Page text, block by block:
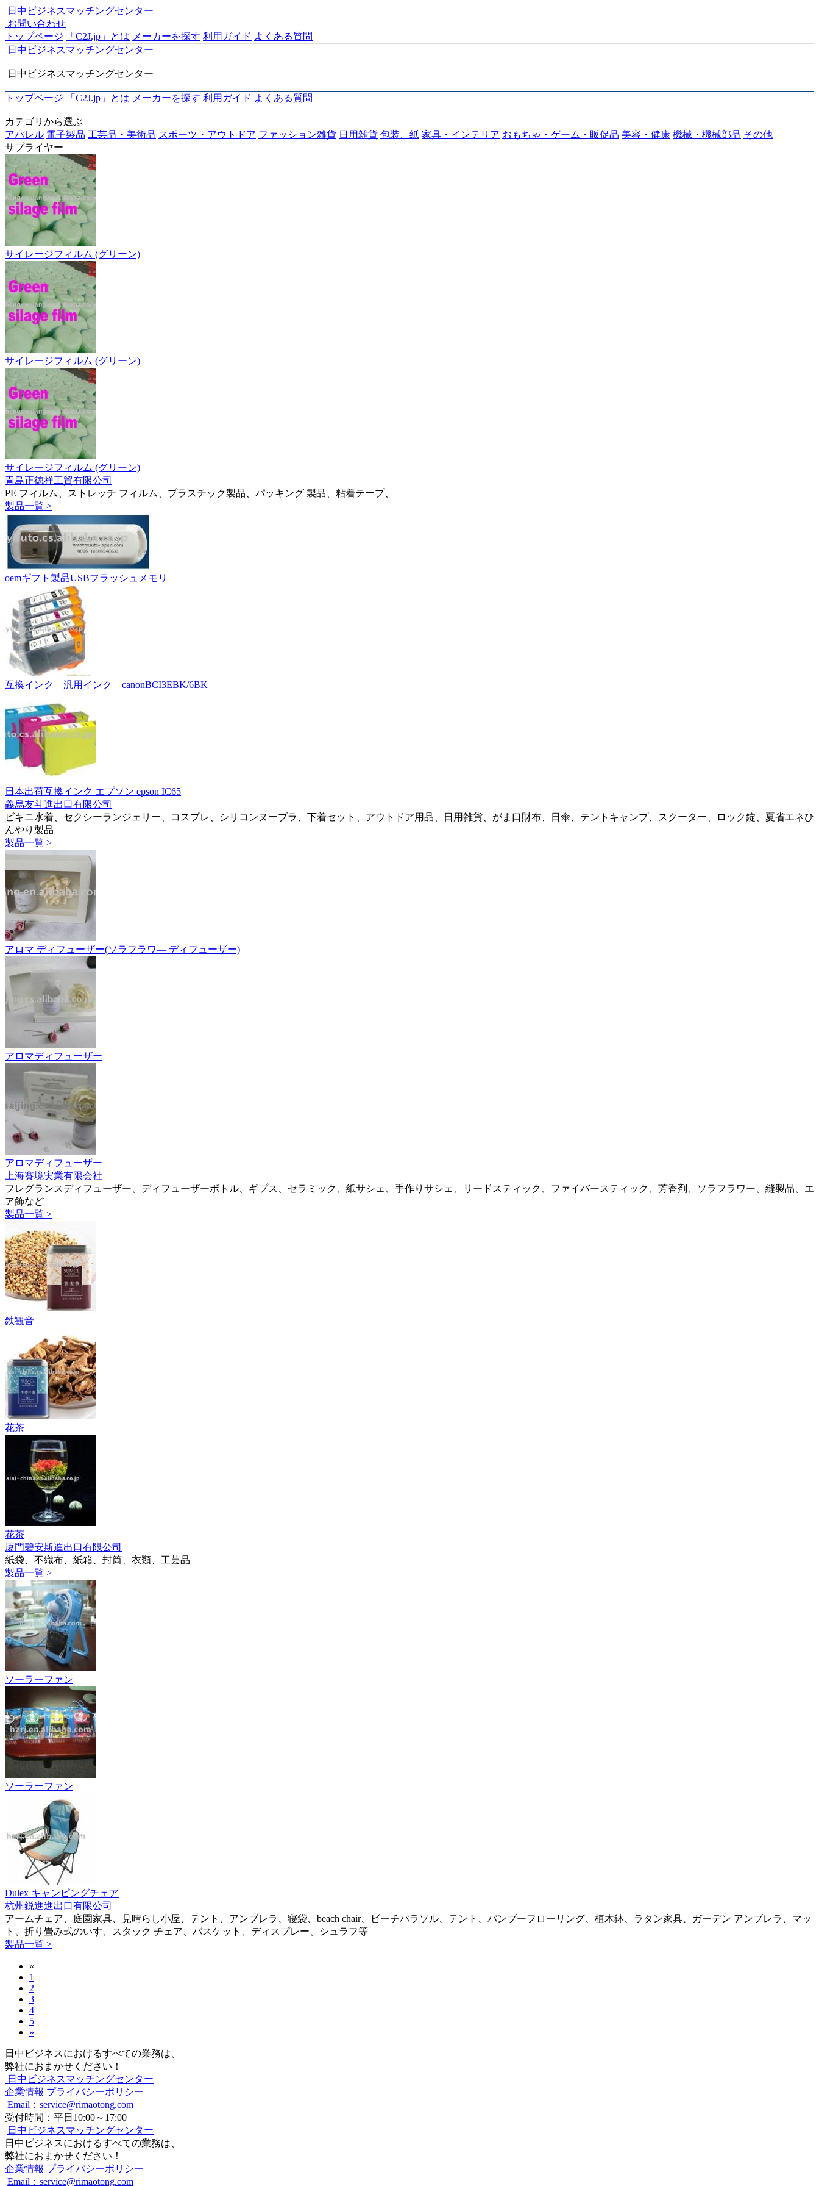
日中ビジネスマッチングセンター
お問い合わせ
トップページ
「C2J.jp」とは メーカーを探す 利用ガイド よくある質問
日中ビジネスマッチングセンター
日中ビジネスマッチングセンター
トップページ 「C2J.jp」とは メーカーを探す 利用ガイド よくある質問
カテゴリから選ぶ
アパレル 電子製品 工芸品・美術品 スポーツ・アウトドア ファッション雑貨 日用雑貨 包装、紙 家具・インテリア おもちゃ・ゲーム・販促品 美容・健康 機械・機械部品 その他
サプライヤー
サイレージフィルム (グリーン)
サイレージフィルム (グリーン)
サイレージフィルム (グリーン)
青島正徳祥工貿有限公司
PE フィルム、ストレッチ フィルム、プラスチック製品、パッキング 製品、粘着テープ、
製品一覧 >
oemギフト製品USBフラッシュメモリ
互換インク 汎用インク canonBCI3EBK/6BK
日本出荷互換インク エプソン epson IC65
義烏友斗進出口有限公司
ビキニ水着、セクシーランジェリー、コスプレ、シリコンヌーブラ、下着セット、アウトドア用品、日用雑貨、がま口財布、日傘、テントキャンプ、スクーター、ロック錠、夏省エネひ
んやり製品
製品一覧 >
アロマ ディフューザー(ソラフラワ― ディフューザー)
アロマディフューザー
アロマディフューザー
上海賽境実業有限会社
フレグランスディフューザー、ディフューザーボトル、ギプス、セラミック、紙サシェ、手作りサシェ、リードスティック、ファイバースティック、芳香剤、ソラフラワー、縫製品、エ
ア飾など
製品一覧 >
鉄観音
花茶
花茶
厦門碧安斯進出口有限公司
紙袋、不織布、紙箱、封筒、衣類、工芸品
製品一覧 >
ソーラーファン
ソーラーファン
Dulex キャンピングチェア
杭州鋭進進出口有限公司
アームチェア、庭園家具、見晴らし小屋、テント、アンブレラ、寝袋、beach chair、ビーチパラソル、テント、バンブーフローリング、植木鉢、ラタン家具、ガーデン アンブレラ、マッ
ト、折り畳み式のいす、スタック チェア、バスケット、ディスプレー、シュラフ等
製品一覧 >
«
1
2
3
4
5
»
日中ビジネスにおけるすべての業務は、
弊社におまかせください！
日中ビジネスマッチングセンター
企業情報 プライバシーポリシー
Email：service@rimaotong.com
受付時間：平日10:00～17:00
日中ビジネスマッチングセンター
日中ビジネスにおけるすべての業務は、
弊社におまかせください！
企業情報 プライバシーポリシー
Email：service@rimaotong.com